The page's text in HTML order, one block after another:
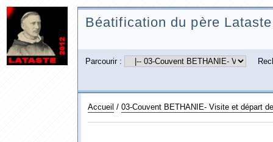
Béatification du père
Parcourir :
Accueil / 03-Couvent BETHANIE- Visite et départ